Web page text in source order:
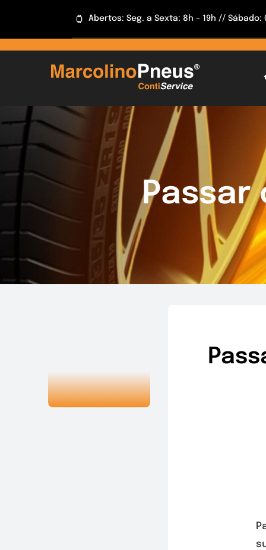
Abertos: Seg. a Sexta: 8h – 19h // Sábado:
Passar